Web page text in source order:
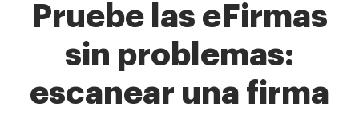
Pruebe las eFirmas
sin problemas:
escanear una firma